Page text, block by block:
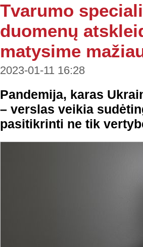
Tvarumo
duomenų
matysime
2023-01-11 16:28
Pandemija, karas
– verslas veikia
pasitikrinti ne tik